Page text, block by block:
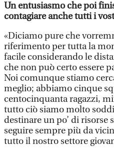
Un entusiasmo che poi
contagiare anche tutti i
«Diciamo pure che
riferimento per tutta la
facile considerando le
che non può certo essere
Noi comunque stiamo
meglio; abbiamo cinque
centocinquanta ragazzi,
tutto ciò siamo molto
destinare un po’ di risorse
seguire sempre più da
tutto il nostro settore